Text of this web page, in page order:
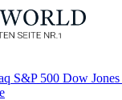
S&P 500 Dow Jones